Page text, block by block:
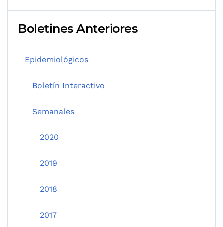
Boletines Anteriores
Epidemiológicos
Boletín Interactivo
Semanales
2020
2019
2018
2017